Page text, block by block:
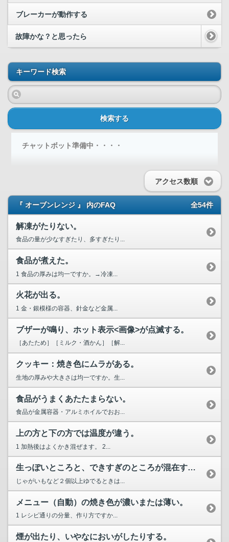
ブレーカーが動作する
故障かな？と思ったら
キーワード検索
検索する
チャットボット準備中・・・・
アクセス数順
『 オーブンレンジ 』 内のFAQ 全54件
解凍がたりない。
食品の量が少なすぎたり、多すぎたり...
食品が煮えた。
1 食品の厚みは均一ですか。→冷凍...
火花が出る。
1 金・銀模様の容器、針金など金属...
ブザーが鳴り、ホット表示<画像>が点滅する。
［あたため］［ミルク・酒かん］［解...
クッキー：焼き色にムラがある。
生地の厚みや大きさは均一ですか。生...
食品がうまくあたたまらない。
食品が金属容器・アルミホイルでおお...
上の方と下の方では温度が違う。
1 加熱後はよくかき混ぜます。 2...
生っぽいところと、できすぎのところが混在する。
じゃがいもなど２個以上ゆでるときは...
メニュー（自動）の焼き色が濃いまたは薄い。
1 レシピ通りの分量、作り方ですか...
煙が出たり、いやなにおいがしたりする。